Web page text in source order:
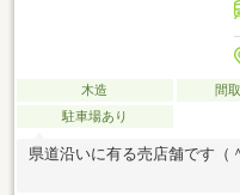
木造 間
駐車場あり
県道沿いに有る売店舗です（